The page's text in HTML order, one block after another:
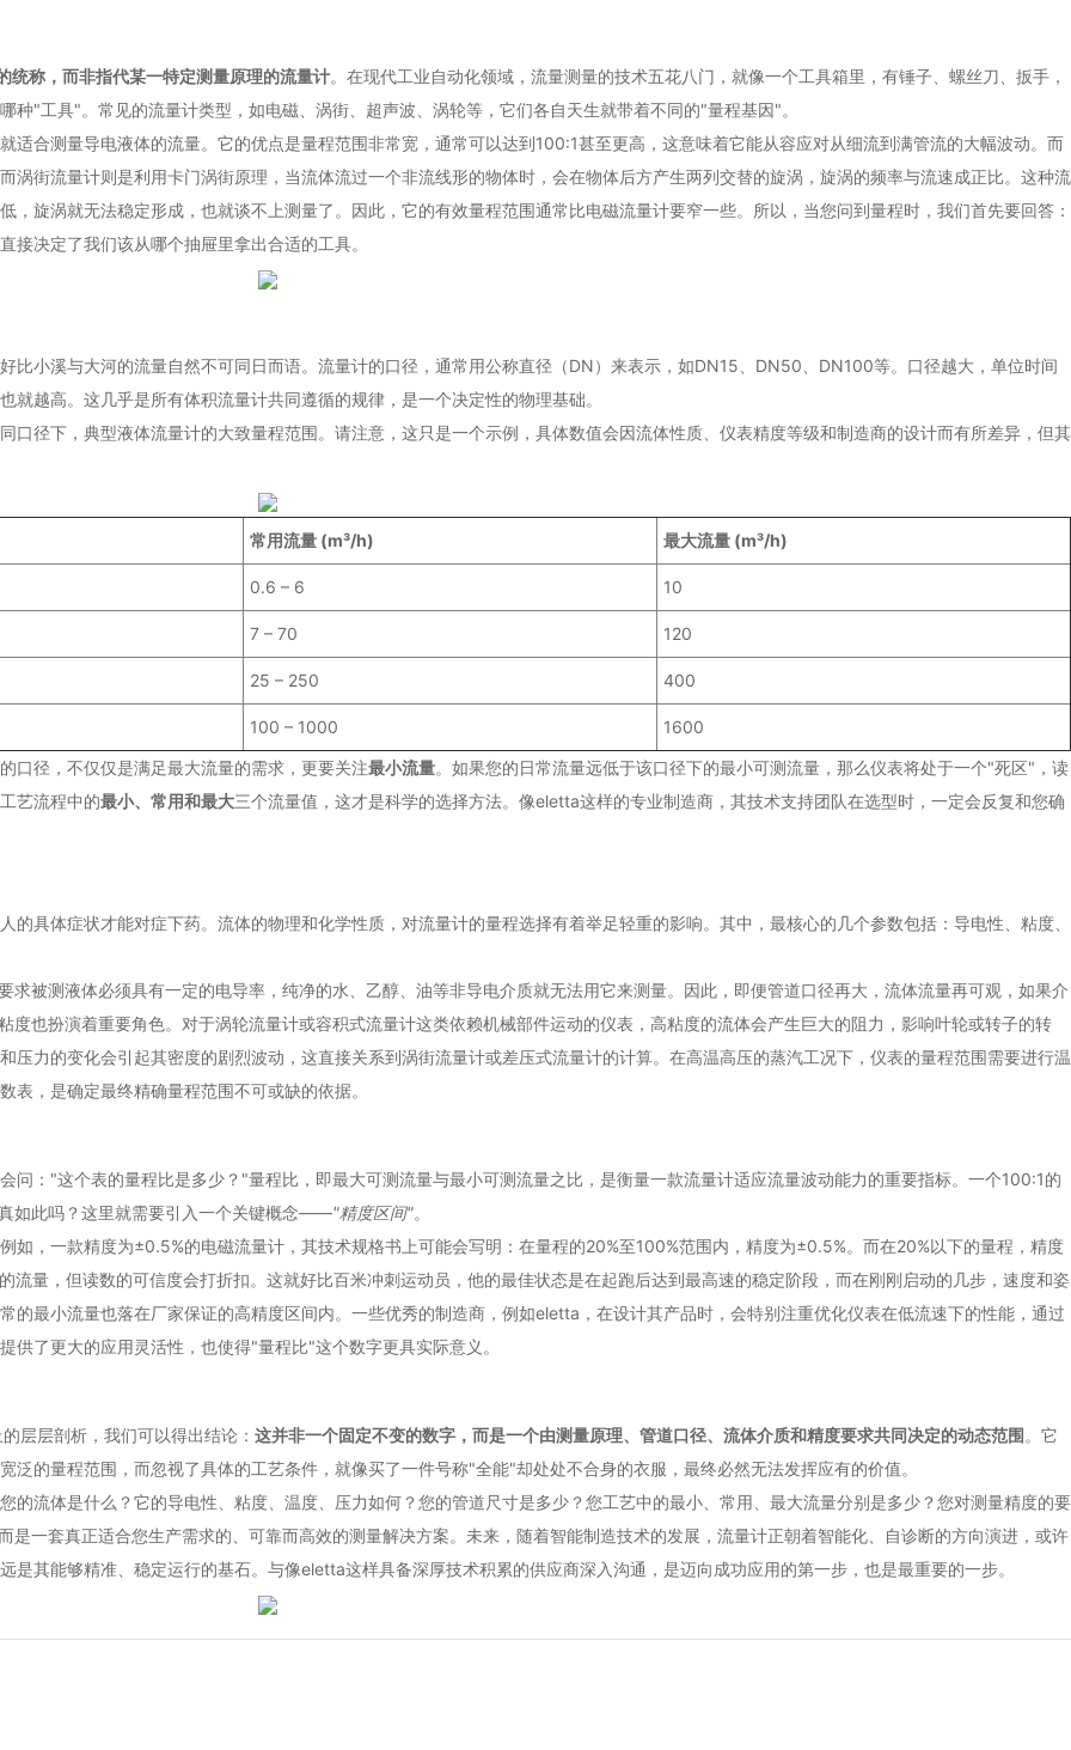
称，而非指代某一特定测量原理的流量计。在现代工业自动化领域，流量测量的技术五花八门，就像一个工具箱里，有锤子、螺丝刀、扳手，
"工具"。常见的流量计类型，如电磁、涡街、超声波、涡轮等，它们各自天生就带着不同的"量程基因"。
适合测量导电液体的流量。它的优点是量程范围非常宽，通常可以达到100:1甚至更高，这意味着它能从容应对从细流到满管流的大幅波动。而
涡街流量计则是利用卡门涡街原理，当流体流过一个非流线形的物体时，会在物体后方产生两列交替的旋涡，旋涡的频率与流速成正比。这种流
旋涡就无法稳定形成，也就谈不上测量了。因此，它的有效量程范围通常比电磁流量计要窄一些。所以，当您问到量程时，我们首先要回答：
决定了我们该从哪个抽屉里拿出合适的工具。
比小溪与大河的流量自然不可同日而语。流量计的口径，通常用公称直径（DN）来表示，如DN15、DN50、DN100等。口径越大，单位时间
越高。这几乎是所有体积流量计共同遵循的规律，是一个决定性的物理基础。
口径下，典型液体流量计的大致量程范围。请注意，这只是一个示例，具体数值会因流体性质、仪表精度等级和制造商的设计而有所差异，但其
常用流量 (m³/h) 最大流量 (m³/h)
0.6 – 6 10
7 – 70 120
25 – 250 400
100 – 1000
1600
口径，不仅仅是满足最大流量的需求，更要关注最小流量。如果您的日常流量远低于该口径下的最小可测流量，那么仪表将处于一个"死区"，读
艺流程中的最小、常用和最大三个流量值，这才是科学的选择方法。像eletta这样的专业制造商，其技术支持团队在选型时，一定会反复和您确
的具体症状才能对症下药。流体的物理和化学性质，对流量计的量程选择有着举足轻重的影响。其中，最核心的几个参数包括：导电性、粘度、
被测液体必须具有一定的电导率，纯净的水、乙醇、油等非导电介质就无法用它来测量。因此，即便管道口径再大，流体流量再可观，如果介
也扮演着重要角色。对于涡轮流量计或容积式流量计这类依赖机械部件运动的仪表，高粘度的流体会产生巨大的阻力，影响叶轮或转子的转
力的变化会引起其密度的剧烈波动，这直接关系到涡街流量计或差压式流量计的计算。在高温高压的蒸汽工况下，仪表的量程范围需要进行温
，是确定最终精确量程范围不可或缺的依据。
问："这个表的量程比是多少？"量程比，即最大可测流量与最小可测流量之比，是衡量一款流量计适应流量波动能力的重要指标。一个100:1的
如此吗？这里就需要引入一个关键概念——"精度区间"。
如，一款精度为±0.5%的电磁流量计，其技术规格书上可能会写明：在量程的20%至100%范围内，精度为±0.5%。而在20%以下的量程，精度
量，但读数的可信度会打折扣。这就好比百米冲刺运动员，他的最佳状态是在起跑后达到最高速的稳定阶段，而在刚刚启动的几步，速度和姿
的最小流量也落在厂家保证的高精度区间内。一些优秀的制造商，例如eletta，在设计其产品时，会特别注重优化仪表在低流速下的性能，通过
了更大的应用灵活性，也使得"量程比"这个数字更具实际意义。
层层剖析，我们可以得出结论： 这并非一个固定不变的数字，而是一个由测量原理、管道口径、流体介质和精度要求共同决定的动态范围。它
的量程范围，而忽视了具体的工艺条件，就像买了一件号称"全能"却处处不合身的衣服，最终必然无法发挥应有的价值。
的流体是什么？它的导电性、粘度、温度、压力如何？您的管道尺寸是多少？您工艺中的最小、常用、最大流量分别是多少？您对测量精度的要
一套真正适合您生产需求的、可靠而高效的测量解决方案。未来，随着智能制造技术的发展，流量计正朝着智能化、自诊断的方向演进，或许
其能够精准、稳定运行的基石。与像eletta这样具备深厚技术积累的供应商深入沟通，是迈向成功应用的第一步，也是最重要的一步。